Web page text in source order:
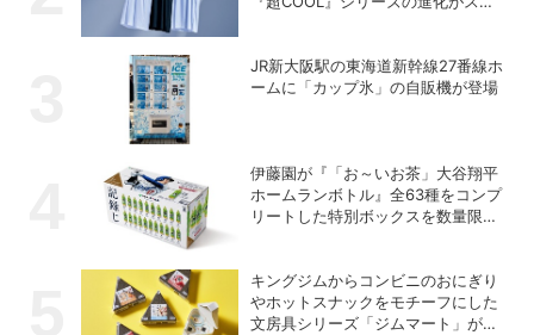
JR新大阪駅の東海道新幹線27番線ホ
ームに「カップ氷」の自販機が登場
伊藤園が『「お～いお茶」大谷翔平
ホームランボトル』全63種をコンプ
リートした特別ボックスを数量限定
キングジムからコンビニのおにぎり
やホットスナックをモチーフにした
文房具シリーズ「ジムマート」が登